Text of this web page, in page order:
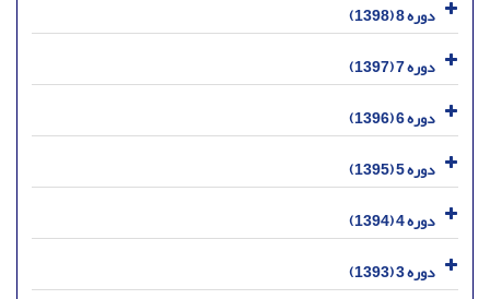
دوره 8 (1398)
دوره 7 (1397)
دوره 6 (1396)
دوره 5 (1395)
دوره 4 (1394)
دوره 3 (1393)